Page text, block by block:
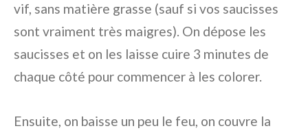
vif, sans matière grasse (sauf si vos saucisses
sont vraiment très maigres). On dépose les
saucisses et on les laisse cuire 3 minutes de
chaque côté pour commencer à les colorer.
Ensuite, on baisse un peu le feu, on couvre la